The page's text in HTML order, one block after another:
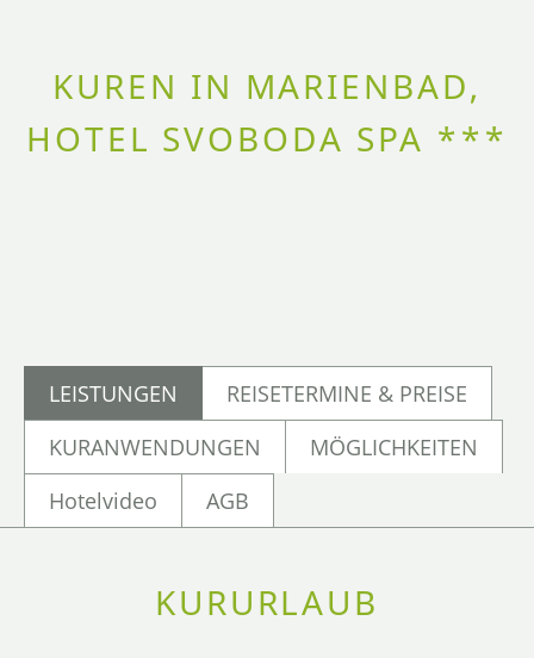
KUREN IN MARIENBAD,
HOTEL SVOBODA SPA ***
LEISTUNGEN
REISETERMINE & PREISE
KURANWENDUNGEN
MÖGLICHKEITEN
Hotelvideo
AGB
KURURLAUB